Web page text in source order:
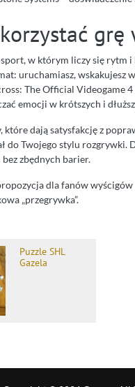
w którym liczy się rytm
uruchamiasz,
The Official Videogame
emocji w krótszych i
które dają satysfakcję z
do Twojego stylu rozgrywki.
bez zbędnych barier.
dla fanów
„przegrywka”.
Puzzle SHL
Gazela